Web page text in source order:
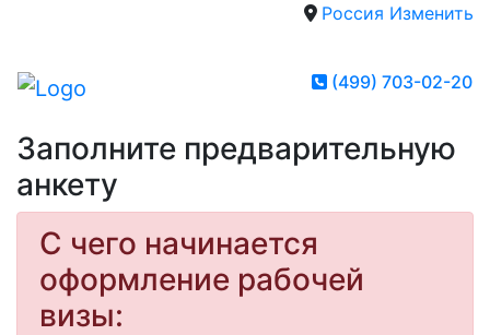
Россия Изменить
(499) 703-02-20
Заполните предварительную
анкету
С чего начинается
оформление рабочей
визы: